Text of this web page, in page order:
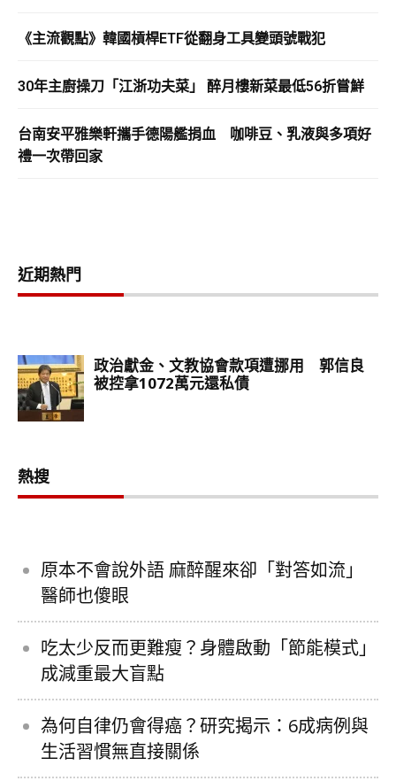
《主流觀點》韓國槓桿ETF從翻身工具變頭號戰犯
30年主廚操刀「江浙功夫菜」 醉月樓新菜最低56折嘗鮮
台南安平雅樂軒攜手德陽艦捐血 咖啡豆、乳液與多項好
禮一次帶回家
近期熱門
熱搜
原本不會說外語 麻醉醒來卻「對答如流」
醫師也傻眼
吃太少反而更難瘦？身體啟動「節能模式」
成減重最大盲點
為何自律仍會得癌？研究揭示：6成病例與
生活習慣無直接關係